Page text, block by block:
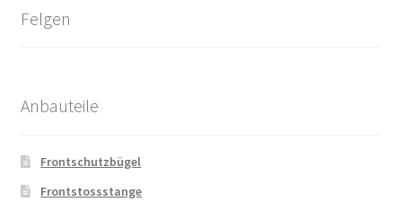
Felgen
Anbauteile
Frontschutzbügel
Frontstossstange